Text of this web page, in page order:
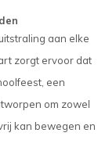
aan elke
zorgt ervoor dat
een
om zowel
kan bewegen en